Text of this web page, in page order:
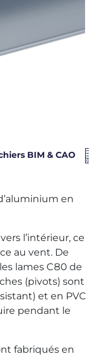
BIM & CAO
en
l’intérieur, ce
au vent. De
lames C80 de
(pivots) sont
et en PVC
pendant le
fabriqués en